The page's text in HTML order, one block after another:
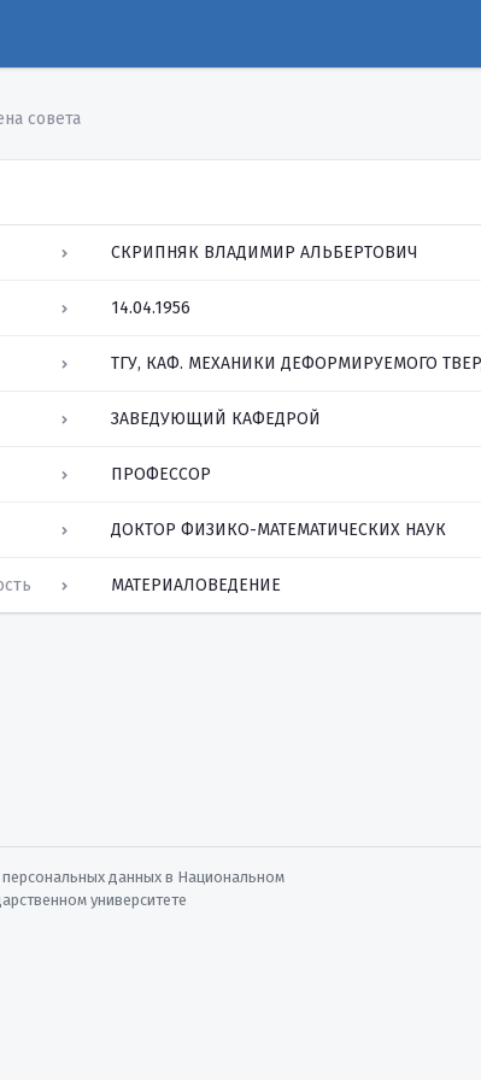
совета
СКРИПНЯК ВЛАДИМИР АЛЬБЕРТОВИЧ
14.04.1956
ТГУ, КАФ. МЕХАНИКИ ДЕФОРМИРУЕМОГО
ЗАВЕДУЮЩИЙ КАФЕДРОЙ
ПРОФЕССОР
ДОКТОР ФИЗИКО-МАТЕМАТИЧЕСКИХ НАУК
МАТЕРИАЛОВЕДЕНИЕ
данных в Национальном
университете